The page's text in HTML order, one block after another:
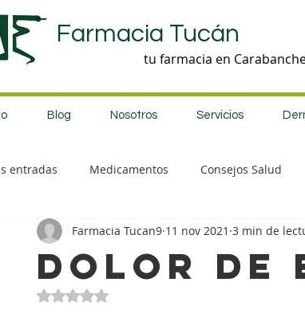
Farmacia Tucán
tu farmacia en
Blog Nosotros Servicios
entradas Medicamentos Consejos Salud
nuevos
DOLOR DE
Farmacia Tucan9 11 nov 2021 3 min de
Obtuvo NaN de 5 estrellas.